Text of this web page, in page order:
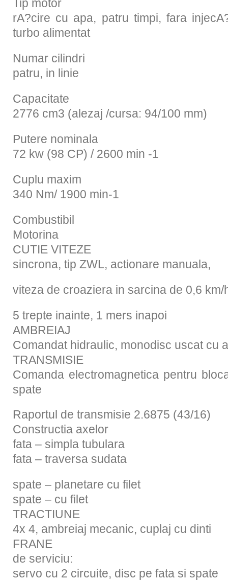
Tip motor
rA?cire cu apa, patru timpi, fara
turbo alimentat
Numar cilindri
patru, in linie
Capacitate
2776 cm3 (alezaj /cursa: 94/100 mm)
Putere nominala
72 kw (98 CP) / 2600 min -1
Cuplu maxim
340 Nm/ 1900 min-1
Combustibil
Motorina
CUTIE VITEZE
sincrona, tip ZWL, actionare manuala,
viteza de croaziera in sarcina de 0,6 km/
5 trepte inainte, 1 mers inapoi
AMBREIAJ
Comandat hidraulic, monodisc uscat cu
TRANSMISIE
Comanda electromagnetica pentru
spate
Raportul de transmisie 2.6875 (43/16)
Constructia axelor
fata – simpla tubulara
fata – traversa sudata
spate – planetare cu filet
spate – cu filet
TRACTIUNE
4x 4, ambreiaj mecanic, cuplaj cu dinti
FRANE
de serviciu:
servo cu 2 circuite, disc pe fata si spate